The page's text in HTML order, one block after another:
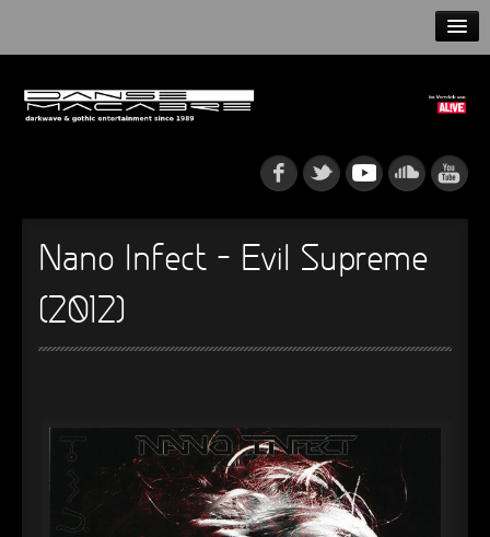
NEWS
► Rattenfänger
Oberer Totpunkt
► Dia De Los Muertos
Oberer Totpunkt
► Alltag macht tot
Oberer Totpunkt
Nano Infect – Evil Supreme
(2012)